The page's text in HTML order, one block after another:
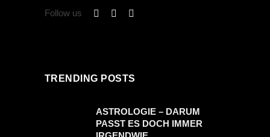
Follow us
TRENDING POSTS
ASTROLOGIE – DARUM
PASST ES DOCH IMMER